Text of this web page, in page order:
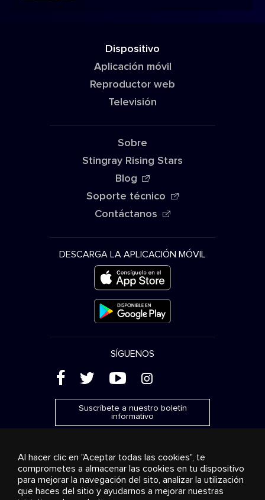
Dispositivo
Aplicación móvil
Reproductor web
Televisión
Sobre
Stingray Rising Stars
Blog
Soporte técnico
Contáctanos
DESCARGA LA APLICACIÓN MÓVIL
SÍGUENOS
( ' + &
Suscríbete a nuestro boletín
informativo
Publicidad Transmisión y distribución
Productos de
consumo
Soluciones empresariales Radio
Sobre
Al hacer clic en "Aceptar todas las cookies", te
comprometes a almacenar las cookies en tu dispositivo
para mejorar la navegación del sito, analizar la utilización
que haces del sitio y ayudarnos a mejorar nuestras